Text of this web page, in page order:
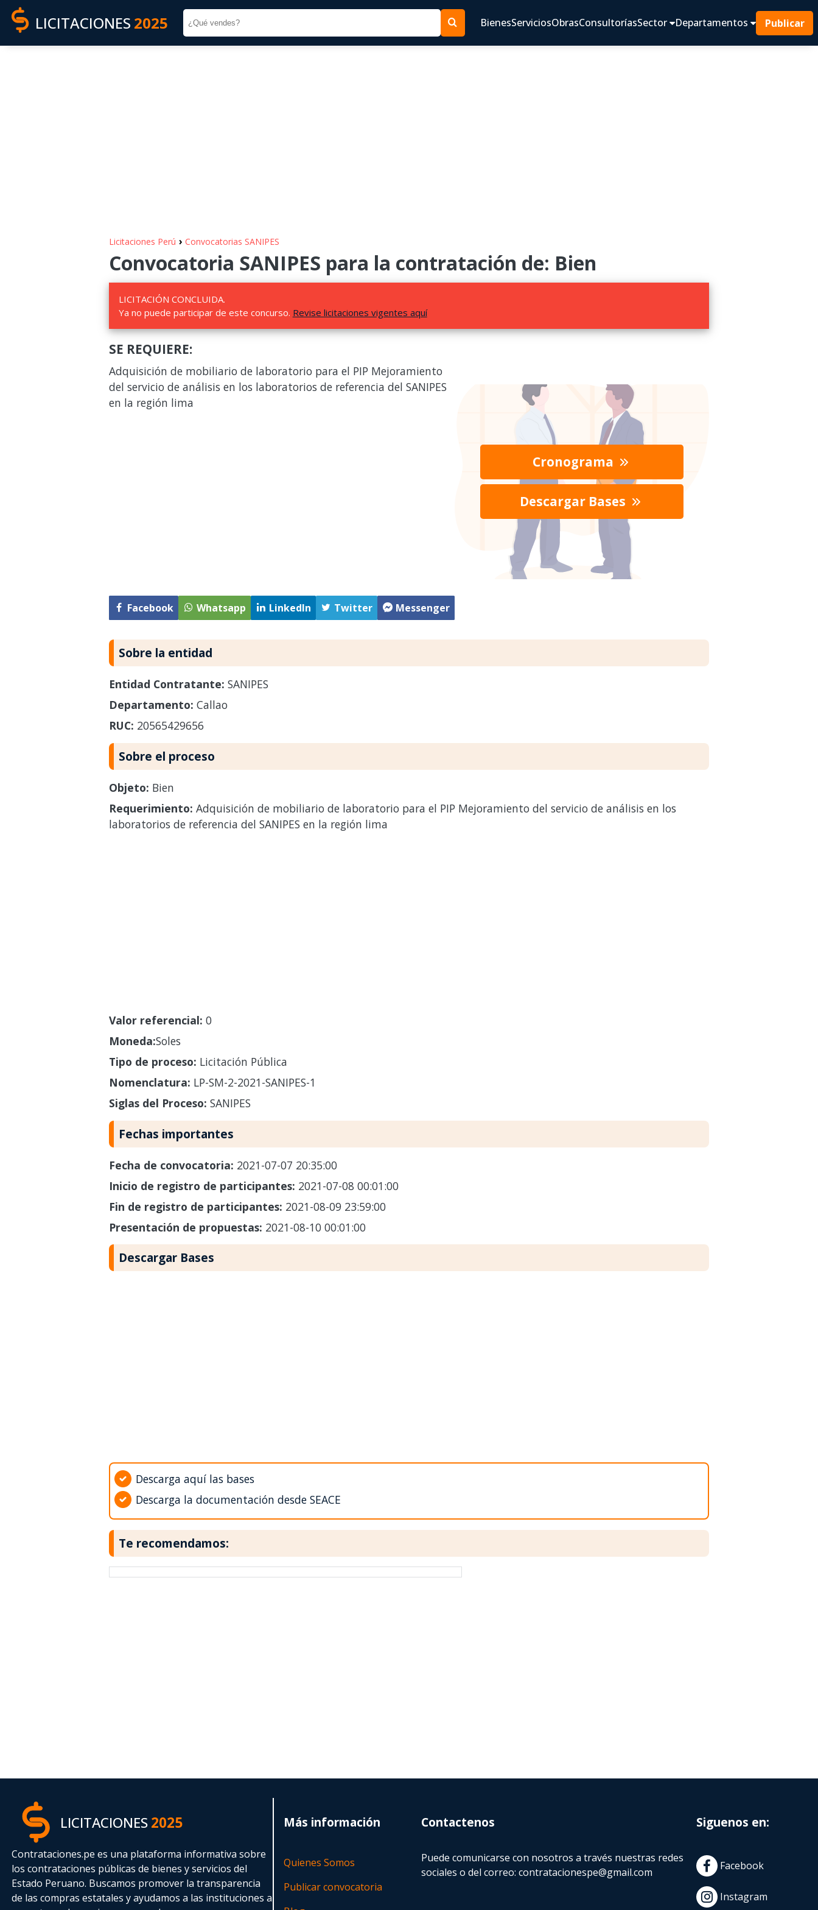
LICITACIONES 2025 BienesServiciosObrasConsultoríasSector Departamentos Publicar
Licitaciones Perú › Convocatorias SANIPES
Convocatoria SANIPES para la contratación de: Bien
LICITACIÓN CONCLUIDA.
Ya no puede participar de este concurso. Revise licitaciones vigentes aquí
SE REQUIERE:
Adquisición de mobiliario de laboratorio para el PIP Mejoramiento
del servicio de análisis en los laboratorios de referencia del SANIPES
en la región lima
Facebook Whatsapp LinkedIn Twitter Messenger
Cronograma
Descargar Bases
Sobre la entidad
Entidad Contratante: SANIPES
Departamento: Callao
RUC: 20565429656
Sobre el proceso
Objeto: Bien
Requerimiento: Adquisición de mobiliario de laboratorio para el PIP Mejoramiento del servicio de análisis en los
laboratorios de referencia del SANIPES en la región lima
Valor referencial: 0
Moneda:Soles
Tipo de proceso: Licitación Pública
Nomenclatura: LP-SM-2-2021-SANIPES-1
Siglas del Proceso: SANIPES
Fechas importantes
Fecha de convocatoria: 2021-07-07 20:35:00
Inicio de registro de participantes: 2021-07-08 00:01:00
Fin de registro de participantes: 2021-08-09 23:59:00
Presentación de propuestas: 2021-08-10 00:01:00
Descargar Bases
Descarga aquí las bases
Descarga la documentación desde SEACE
Te recomendamos:
LICITACIONES2025
Contrataciones.pe es una plataforma informativa sobre
los contrataciones públicas de bienes y servicios del
Estado Peruano. Buscamos promover la transparencia
de las compras estatalesy ayudamos a las instituciones a
Más información
Quienes Somos
Publicar convocatoria
Contactenos
Puede comunicarse con nosotros a través nuestras redes
sociales o del correo:contratacionespe@gmail.com
Siguenos en:
Facebook
Instagram